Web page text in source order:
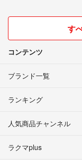
す
コンテンツ
ブランド一覧
ランキング
人気商品チャンネル
ラクマplus